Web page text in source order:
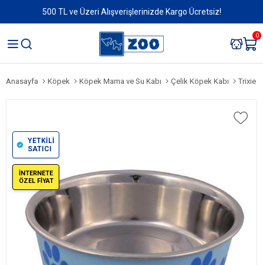
500 TL ve Üzeri Alışverişlerinizde Kargo Ücretsiz!
0
Anasayfa Köpek Köpek Mama ve Su Kabı Çelik Köpek Kabı Trixie
YETKİLİ
SATICI
İNTERNETE
ÖZEL FİYAT